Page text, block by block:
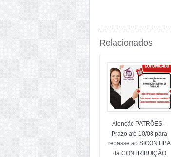
Relacionados
Atenção PATRÕES –
Prazo até 10/08 para
repasse ao SICONTIBA
da CONTRIBUIÇÃO